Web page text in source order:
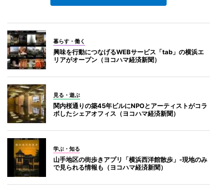
暮らす・働く
興味を行動につなげるWEBサービス「tab」の横浜エ
リアがオープン（ヨコハマ経済新聞）
見る・遊ぶ
関内桜通りの築45年ビルにNPOとアーティストがコラ
ボしたシェアオフィス（ヨコハマ経済新聞）
学ぶ・知る
山手地区の街歩きアプリ「横浜西洋館散歩」-現地のみ
で見られる情報も（ヨコハマ経済新聞）